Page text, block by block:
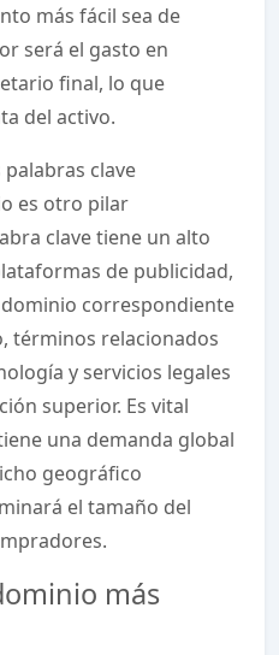
más fácil sea de
será el gasto en
final, lo que
del activo.
clave
es otro pilar
clave tiene un alto
de publicidad,
correspondiente
términos relacionados
y servicios legales
superior. Es vital
una demanda global
geográfico
el tamaño del
más